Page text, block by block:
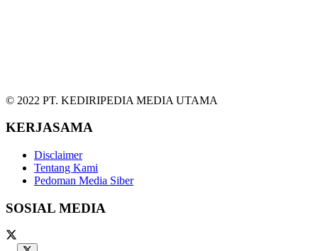
© 2022 PT. KEDIRIPEDIA MEDIA UTAMA
KERJASAMA
Disclaimer
Tentang Kami
Pedoman Media Siber
SOSIAL MEDIA